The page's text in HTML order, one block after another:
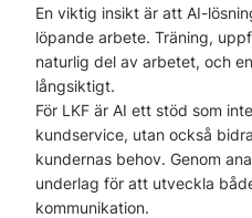
En viktig insikt är att AI-
löpande arbete. Träning,
naturlig del av arbetet, och
långsiktigt.
För LKF är AI ett stöd som
kundservice, utan också
kundernas behov. Genom
underlag för att utveckla
kommunikation.